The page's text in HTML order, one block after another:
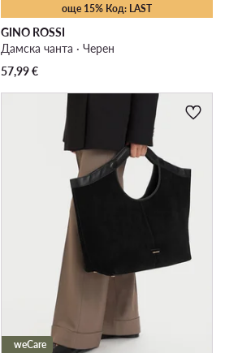
още 15% Код: LAST
GINO ROSSI
Дамска чанта · Черен
57,99€
weCare